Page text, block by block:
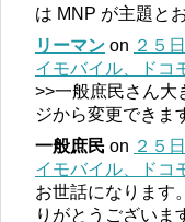
は MNP が主題と
リーマン on ２５
イモバイル、ドコ
>>一般庶民さん大
ジから変更できま
一般庶民 on ２５
イモバイル、ドコ
お世話になります
りがとうございま